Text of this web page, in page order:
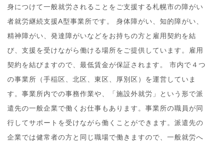
身につけて一般就労されることをご支援する札幌市の障がい
者就労継続支援A型事業所です。 身体障がい、知的障がい、
精神障がい、発達障がいなどをお持ちの方と雇用契約を結
び、支援を受けながら働ける場所をご提供しています。雇用
契約を結びますので、最低賃金が保証されます。 市内で４つ
の事業所（手稲区、北区、東区、厚別区）を運営していま
す。事業所内での事務作業や、「施設外就労」という形で派
遣先の一般企業で働くお仕事もあります。事業所の職員が同
行してサポートを受けながら働くことができます。派遣先の
企業では健常者の方と同じ職場で働きますので、一般就労へ